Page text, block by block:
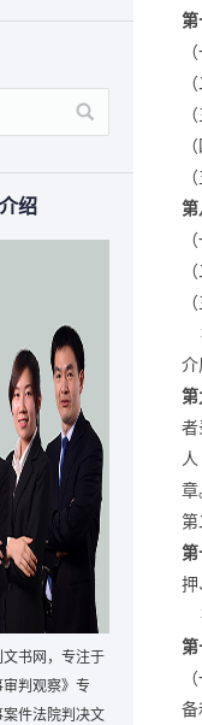
第
第
介
第
者
章
第
押
第
备
绍
书网，专注于
判观察》专
件法院判决文